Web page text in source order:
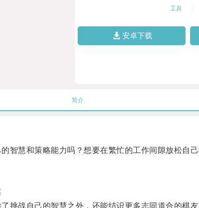
工具
安卓下载
简介
慧和策略能力吗？想要在繁忙的工作间隙放松自
战自己的智慧之外，还能结识更多志同道合的棋友